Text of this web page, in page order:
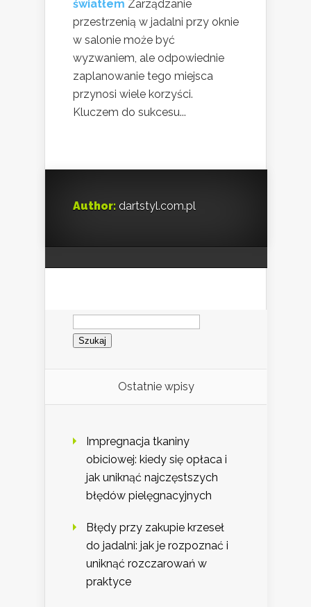
światłem Zarządzanie
przestrzenią w jadalni przy oknie
w salonie może być
wyzwaniem, ale odpowiednie
zaplanowanie tego miejsca
przynosi wiele korzyści.
Kluczem do sukcesu...
Author: dartstyl.com.pl
Szukaj:
Ostatnie wpisy
Impregnacja tkaniny
obiciowej: kiedy się opłaca i
jak uniknąć najczęstszych
błędów pielęgnacyjnych
Błędy przy zakupie krzeseł
do jadalni: jak je rozpoznać i
uniknąć rozczarowań w
praktyce